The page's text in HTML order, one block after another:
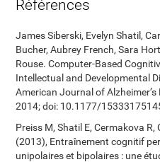
Références
James Siberski, Evelyn Shatil,
Bucher, Aubrey French, Sara
Rouse. Computer-Based
Intellectual and Developmental
American Journal of
2014; doi: 10.1177/
Preiss M, Shatil E, Cermakova R,
(2013), Entraînement cognitif
unipolaires et bipolaires : une